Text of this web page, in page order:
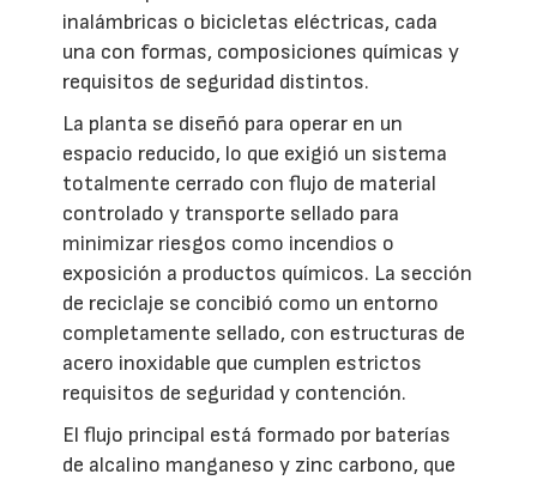
inalámbricas o bicicletas eléctricas, cada
una con formas, composiciones químicas y
requisitos de seguridad distintos.
La planta se diseñó para operar en un
espacio reducido, lo que exigió un sistema
totalmente cerrado con flujo de material
controlado y transporte sellado para
minimizar riesgos como incendios o
exposición a productos químicos. La sección
de reciclaje se concibió como un entorno
completamente sellado, con estructuras de
acero inoxidable que cumplen estrictos
requisitos de seguridad y contención.
El flujo principal está formado por baterías
de alcalino manganeso y zinc carbono, que